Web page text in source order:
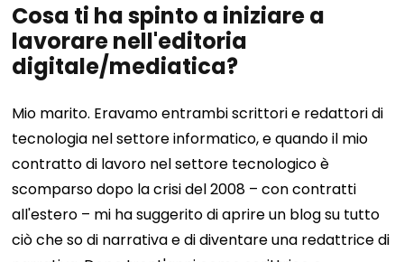
Cosa ti ha spinto a iniziare a
lavorare nell'editoria
digitale/mediatica?
Mio marito. Eravamo entrambi scrittori e redattori di
tecnologia nel settore informatico, e quando il mio
contratto di lavoro nel settore tecnologico è
scomparso dopo la crisi del 2008 – con contratti
all'estero – mi ha suggerito di aprire un blog su tutto
ciò che so di narrativa e di diventare una redattrice di